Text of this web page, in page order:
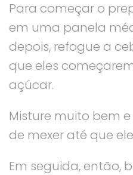
Para começar o
em uma panela
depois, refogue a
que eles
açúcar.
Misture muito bem
de mexer até que
Em seguida, então,